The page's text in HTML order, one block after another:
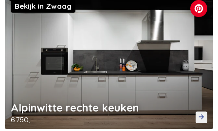
Alpinwitte rechte keuken
6.750,-
Bekijk in Zwaag